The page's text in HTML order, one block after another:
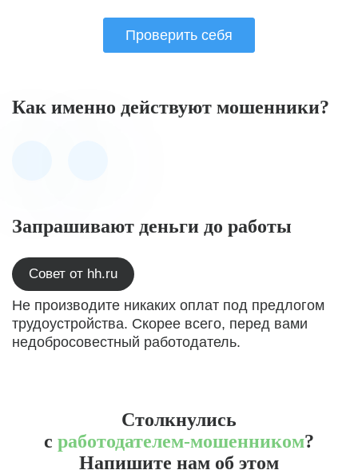
Проверить себя
Как именно действуют мошенники?
Запрашивают деньги до работы
Совет от hh.ru
Не производите никаких оплат под предлогом
трудоустройства. Скорее всего, перед вами
недобросовестный работодатель.
Столкнулись
с работодателем-мошенником?
Напишите нам об этом